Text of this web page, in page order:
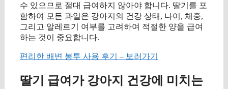
수 있으므로 절대 급여하지 않아야 합니다. 딸기를 포
함하여 모든 과일은 강아지의 건강 상태, 나이, 체중,
그리고 알레르기 여부를 고려하여 적절한 양을 급여
하는 것이 중요합니다.
편리한 배변 봉투 사용 후기 – 보러가기
딸기 급여가 강아지 건강에 미치는